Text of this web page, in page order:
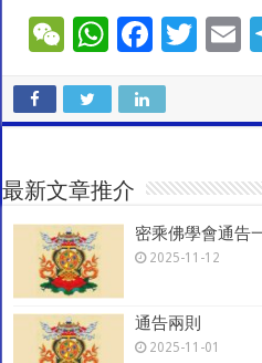
W
C
h
at
W
at
sA
p
p
F
e
b
o
k
T
er
E
l
最新文章推介
密乘佛學會通告
2025-11-12
通告兩則
2025-11-01